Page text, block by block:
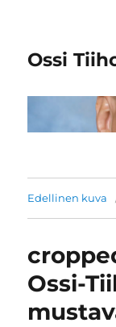
Ossi
Edellinen kuva
Ossi-